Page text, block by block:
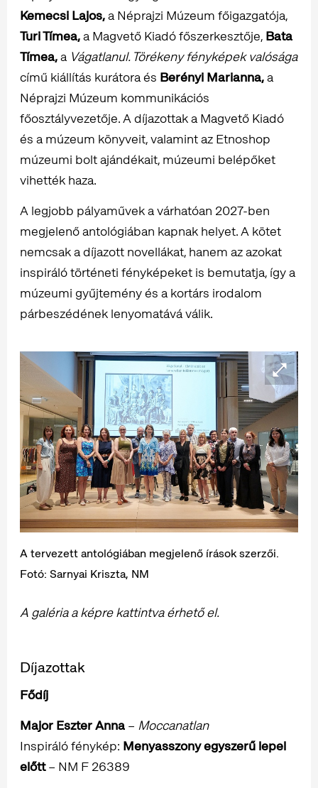
Kemecsi Lajos,a Néprajzi Múzeum főigazgatója,
Turi Tímea,a Magvető Kiadó főszerkesztője, Bata
Tímea,a Vágatlanul. Törékeny fényképek valósága
című kiállítás kurátora és Berényi Marianna,a
Néprajzi Múzeum kommunikációs
főosztályvezetője. A díjazottak a Magvető Kiadó
és a múzeum könyveit, valamint az Etnoshop
múzeumi bolt ajándékait, múzeumi belépőket
vihették haza.
A legjobb pályaművek a várhatóan 2027-ben
megjelenő antológiában kapnak helyet. A kötet
nemcsak a díjazott novellákat, hanem az azokat
inspiráló történeti fényképeket is bemutatja, így a
múzeumi gyűjtemény és a kortárs irodalom
párbeszédének lenyomatává válik.
A tervezett antológiában megjelenő írások szerzői.
Fotó: Sarnyai Kriszta, NM
A galéria a képre kattintva érhető el.
Díjazottak
Fődíj
Major Eszter Anna – Moccanatlan
Inspiráló fénykép: Menyasszony egyszerű lepel
előtt– NM F 26389